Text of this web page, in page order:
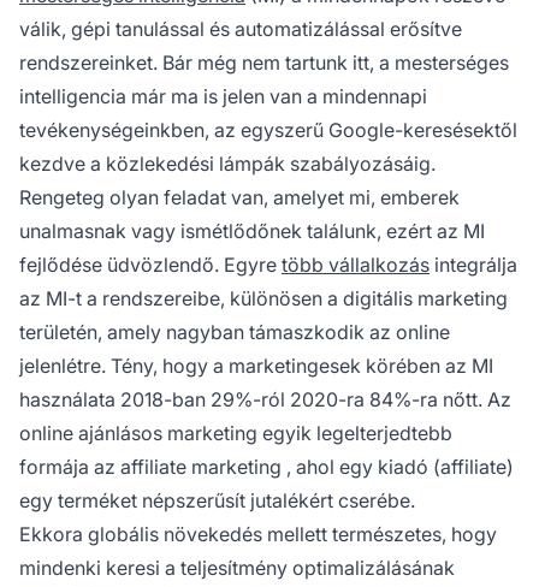
válik, gépi tanulással és automatizálással erősítve
rendszereinket. Bár még nem tartunk itt, a mesterséges
intelligencia már ma is jelen van a mindennapi
tevékenységeinkben, az egyszerű Google-keresésektől
kezdve a közlekedési lámpák szabályozásáig.
Rengeteg olyan feladat van, amelyet mi, emberek
unalmasnak vagy ismétlődőnek találunk, ezért az MI
fejlődése üdvözlendő. Egyre több vállalkozás integrálja
az MI-t a rendszereibe, különösen a digitális marketing
területén, amely nagyban támaszkodik az online
jelenlétre. Tény, hogy a marketingesek körében az MI
használata 2018-ban 29%-ról 2020-ra 84%-ra nőtt. Az
online ajánlásos marketing egyik legelterjedtebb
formája az affiliate marketing , ahol egy kiadó (affiliate)
egy terméket népszerűsít jutalékért cserébe.
Ekkora globális növekedés mellett természetes, hogy
mindenki keresi a teljesítmény optimalizálásának